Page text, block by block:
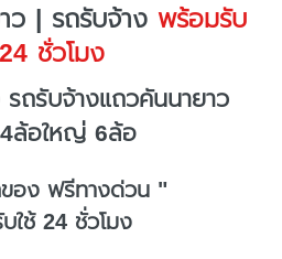
ว | รถรับจ้างพร้อมรับ
ชั่วโมง
ถรับจ้างแถวคันนายาว
4ล้อใหญ่ 6ล้อ
อง ฟรีทางด่วน "
ใช้ 24 ชั่วโมง